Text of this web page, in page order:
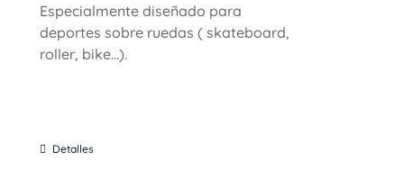
Especialmente diseñado para
deportes sobre ruedas ( skateboard,
roller, bike...).
Detalles